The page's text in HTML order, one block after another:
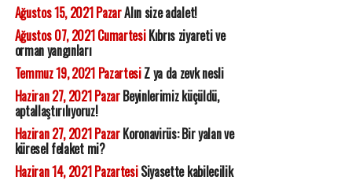
Ağustos 15, 2021 PazarAlın size adalet!
Ağustos 07, 2021 CumartesiKıbrıs ziyareti ve
orman yangınları
Temmuz 19, 2021 PazartesiZ ya da zevk nesli
Haziran 27, 2021 PazarBeyinlerimiz küçüldü,
aptallaştırılıyoruz!
Haziran 27, 2021 PazarKoronavirüs: Bir yalan ve
küresel felaket mi?
Haziran 14, 2021 PazartesiSiyasette kabilecilik